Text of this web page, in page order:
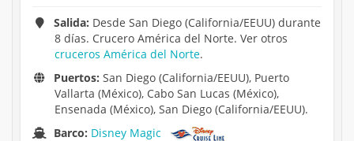
Salida: Desde San Diego (California/EEUU) durante
8 días. Crucero América del Norte. Ver otros
cruceros América del Norte.
Puertos: San Diego (California/EEUU), Puerto
Vallarta (México), Cabo San Lucas (México),
Ensenada (México), San Diego (California/EEUU).
Barco: Disney Magic